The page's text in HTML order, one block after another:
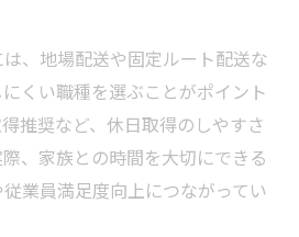
、地場配送や固定ルート配送な
くい職種を選ぶことがポイント
推奨など、休日取得のしやすさ
、家族との時間を大切にできる
業員満足度向上につながってい